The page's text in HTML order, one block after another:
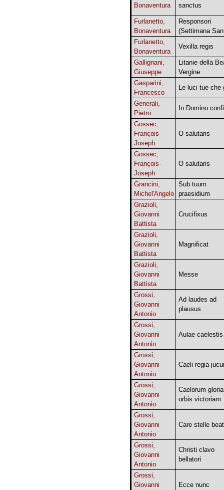
Bonaventura sanctus
Furlanetto,
Bonaventura
Responsori
(Settimana
Furlanetto,
Bonaventura
Vexilla regis
Gallignani,
Giuseppe
Litanie della
Vergine
Gasparini,
Francesco
Le luci tue che
Generali,
Pietro
In Domino
Gossec,
François-
Joseph
O salutaris
Gossec,
François-
Joseph
O salutaris
Grancini,
Michel'Angelo
Sub tuum
praesidium
Grazioli,
Giovanni
Battista
Crucifixus
Grazioli,
Giovanni
Battista
Magnificat
Grazioli,
Giovanni
Battista
Messe
Grossi,
Giovanni
Antonio
Ad laudes ad
plausus
Grossi,
Giovanni
Antonio
Aulae caelestis
Grossi,
Giovanni
Antonio
Caeli regia
Grossi,
Giovanni
Antonio
Caelorum
orbis victoriam
Grossi,
Giovanni
Antonio
Care stelle
Grossi,
Giovanni
Antonio
Christi clavo
bellatori
Grossi,
Giovanni
Ecce nunc